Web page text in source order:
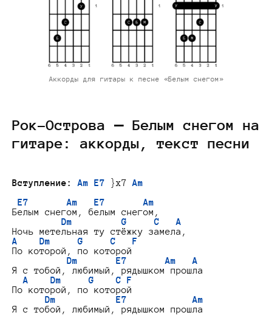
Аккорды для гитары к песне «Белым снегом»
Рок-Острова — Белым снегом на
гитаре: аккорды, текст песни
Вступление: Am E7 }x7 Am
E7       Am   E7       Am
Белым снегом, белым снегом,
Dm         G     C   A
A    Dm     G     C   F
По которой, по которой
Dm       E7       Am   A
Я с тобой, любимый, рядышком прошла
A    Dm     G    C F
По которой, по которой
Dm           E7            Am
Я с тобой, любимый, рядышком прошла